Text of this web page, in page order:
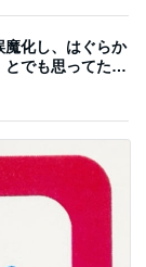
魔化し、はぐらか
とでも思ってたん